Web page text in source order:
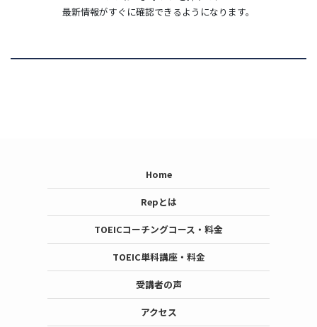
最新情報がすぐに確認できるようになります。
Home
Repとは
TOEICコーチングコース・料金
TOEIC単科講座・料金
受講者の声
アクセス